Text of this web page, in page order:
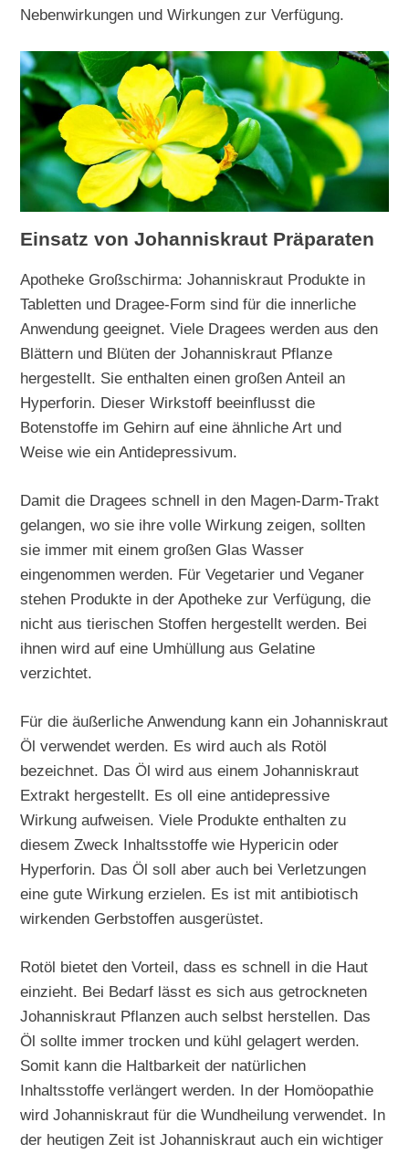
Nebenwirkungen und Wirkungen zur Verfügung.
Einsatz von Johanniskraut Präparaten
Apotheke Großschirma: Johanniskraut Produkte in
Tabletten und Dragee-Form sind für die innerliche
Anwendung geeignet. Viele Dragees werden aus den
Blättern und Blüten der Johanniskraut Pflanze
hergestellt. Sie enthalten einen großen Anteil an
Hyperforin. Dieser Wirkstoff beeinflusst die
Botenstoffe im Gehirn auf eine ähnliche Art und
Weise wie ein Antidepressivum.
Damit die Dragees schnell in den Magen-Darm-Trakt
gelangen, wo sie ihre volle Wirkung zeigen, sollten
sie immer mit einem großen Glas Wasser
eingenommen werden. Für Vegetarier und Veganer
stehen Produkte in der Apotheke zur Verfügung, die
nicht aus tierischen Stoffen hergestellt werden. Bei
ihnen wird auf eine Umhüllung aus Gelatine
verzichtet.
Für die äußerliche Anwendung kann ein Johanniskraut
Öl verwendet werden. Es wird auch als Rotöl
bezeichnet. Das Öl wird aus einem Johanniskraut
Extrakt hergestellt. Es oll eine antidepressive
Wirkung aufweisen. Viele Produkte enthalten zu
diesem Zweck Inhaltsstoffe wie Hypericin oder
Hyperforin. Das Öl soll aber auch bei Verletzungen
eine gute Wirkung erzielen. Es ist mit antibiotisch
wirkenden Gerbstoffen ausgerüstet.
Rotöl bietet den Vorteil, dass es schnell in die Haut
einzieht. Bei Bedarf lässt es sich aus getrockneten
Johanniskraut Pflanzen auch selbst herstellen. Das
Öl sollte immer trocken und kühl gelagert werden.
Somit kann die Haltbarkeit der natürlichen
Inhaltsstoffe verlängert werden. In der Homöopathie
wird Johanniskraut für die Wundheilung verwendet. In
der heutigen Zeit ist Johanniskraut auch ein wichtiger